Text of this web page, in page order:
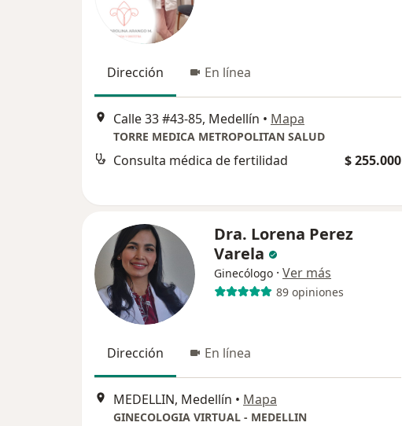
Dirección En línea
Calle 33 #43-85, Medellín • Mapa
TORRE MEDICA METROPOLITAN SALUD
Consulta médica de fertilidad $ 255.000
Dra. Lorena Perez
Varela
Ginecólogo · Ver más
89 opiniones
Dirección En línea
MEDELLIN, Medellín • Mapa
GINECOLOGIA VIRTUAL - MEDELLIN